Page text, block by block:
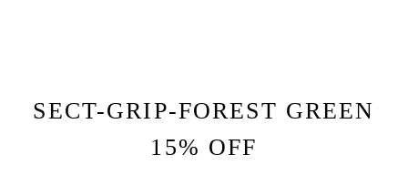
SECT-GRIP-FOREST GREEN
15% OFF